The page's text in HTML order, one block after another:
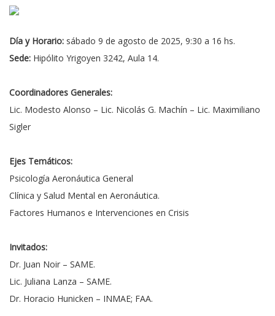
Día y Horario: sábado 9 de agosto de 2025, 9:30 a 16 hs.
Sede: Hipólito Yrigoyen 3242, Aula 14.
Coordinadores Generales:
Lic. Modesto Alonso – Lic. Nicolás G. Machín – Lic. Maximiliano
Sigler
Ejes Temáticos:
Psicología Aeronáutica General
Clínica y Salud Mental en Aeronáutica.
Factores Humanos e Intervenciones en Crisis
Invitados:
Dr. Juan Noir – SAME.
Lic. Juliana Lanza – SAME.
Dr. Horacio Hunicken – INMAE; FAA.